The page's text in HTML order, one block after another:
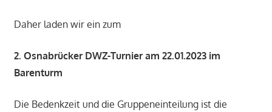
Daher laden wir ein zum
2. Osnabrücker DWZ-Turnier am 22.01.2023 im
Barenturm
Die Bedenkzeit und die Gruppeneinteilung ist die